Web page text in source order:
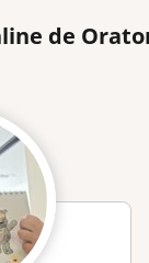
de